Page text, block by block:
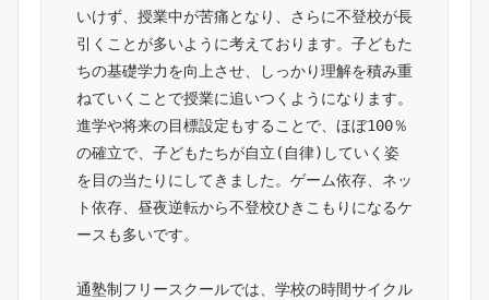
いけず、授業中が苦痛となり、さらに不登校が長
引くことが多いように考えております。子どもた
ちの基礎学力を向上させ、しっかり理解を積み重
ねていくことで授業に追いつくようになります。
進学や将来の目標設定もすることで、ほぼ100％
の確立で、子どもたちが自立(自律)していく姿
を目の当たりにしてきました。ゲーム依存、ネッ
ト依存、昼夜逆転から不登校ひきこもりになるケ
ースも多いです。
通塾制フリースクールでは、学校の時間サイクル